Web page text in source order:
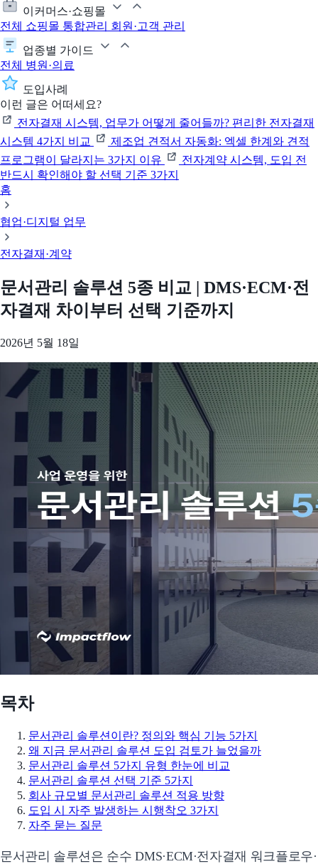
이커머스·쇼핑몰
전체 쇼핑몰 통합관리 회원·고객 관리
업종별 가이드
전체 병원·의료
도입사례
이런 글은 어떠세요?
전자결재 시스템, 업무가 어떻게 줄어들까? 편리한 전자결재
시스템 4가지 비교
제조업 견적서 자동화: 엑셀 한계와 견적
프로그램이 달라지는 3가지 이유
전자계약 시스템, 도입 전
반드시 확인해야 할 선택 기준 3가지
홈
협업·디지털 업무
전자결재·계약
문서관리 솔루션 5종 비교 | DMS·ECM·전
자결재 차이부터 선택 기준까지
2026년 5월 18일
목차
문서관리 솔루션이란? 정의와 핵심 기능 5가지
왜 지금 문서관리 솔루션 도입 검토가 늘었을까
문서관리 솔루션 5가지 유형 한눈에 비교
문서관리 솔루션 선택 기준 5가지
회사 규모별 문서관리 솔루션 적용 방향
도입 시 자주 발생하는 시행착오 3가지
자주 묻는 질문
문서관리 솔루션은 순수 DMS·ECM·전자결재 워크플로우·